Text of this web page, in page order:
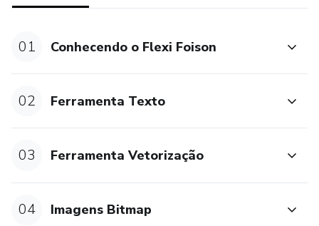
01 Conhecendo o Flexi Foison
02 Ferramenta Texto
03 Ferramenta Vetorização
04 Imagens Bitmap